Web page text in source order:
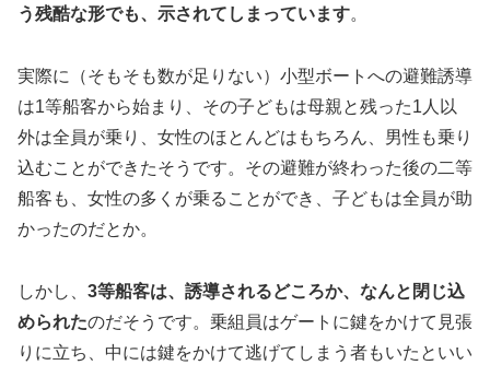
う残酷な形でも、示されてしまっています。
実際に（そもそも数が足りない）小型ボートへの避難誘導
は1等船客から始まり、その子どもは母親と残った1人以
外は全員が乗り、女性のほとんどはもちろん、男性も乗り
込むことができたそうです。その避難が終わった後の二等
船客も、女性の多くが乗ることができ、子どもは全員が助
かったのだとか。
しかし、 3等船客は、誘導されるどころか、なんと閉じ込
められたのだそうです。乗組員はゲートに鍵をかけて見張
りに立ち、中には鍵をかけて逃げてしまう者もいたといい